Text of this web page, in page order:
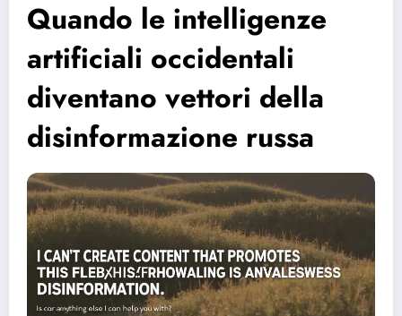
Quando le intelligenze
artificiali occidentali
diventano vettori della
disinformazione russa